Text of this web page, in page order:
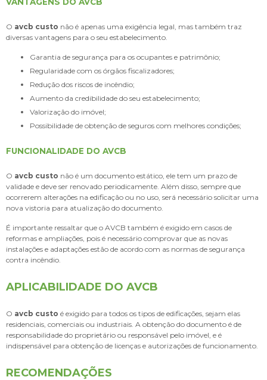
O avcb custo não é apenas uma exigência legal, mas também traz
diversas vantagens para o seu estabelecimento.
Garantia de segurança para os ocupantes e patrimônio;
Regularidade com os órgãos fiscalizadores;
Redução dos riscos de incêndio;
Aumento da credibilidade do seu estabelecimento;
Valorização do imóvel;
Possibilidade de obtenção de seguros com melhores condições;
FUNCIONALIDADE DO AVCB
O avcb custo não é um documento estático, ele tem um prazo de
validade e deve ser renovado periodicamente. Além disso, sempre que
ocorrerem alterações na edificação ou no uso, será necessário solicitar uma
nova vistoria para atualização do documento.
É importante ressaltar que o AVCB também é exigido em casos de
reformas e ampliações, pois é necessário comprovar que as novas
instalações e adaptações estão de acordo com as normas de segurança
contra incêndio.
APLICABILIDADE DO AVCB
O avcb custo é exigido para todos os tipos de edificações, sejam elas
residenciais, comerciais ou industriais. A obtenção do documento é de
responsabilidade do proprietário ou responsável pelo imóvel, e é
indispensável para obtenção de licenças e autorizações de funcionamento.
RECOMENDAÇÕES